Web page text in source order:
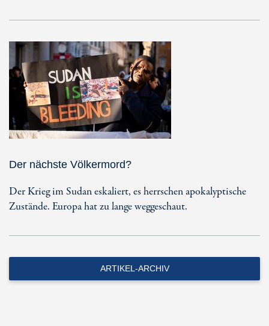
Der nächste Völkermord?
Der Krieg im Sudan eskaliert, es herrschen apokalyptische
Zustände. Europa hat zu lange weggeschaut.
ARTIKEL-ARCHIV